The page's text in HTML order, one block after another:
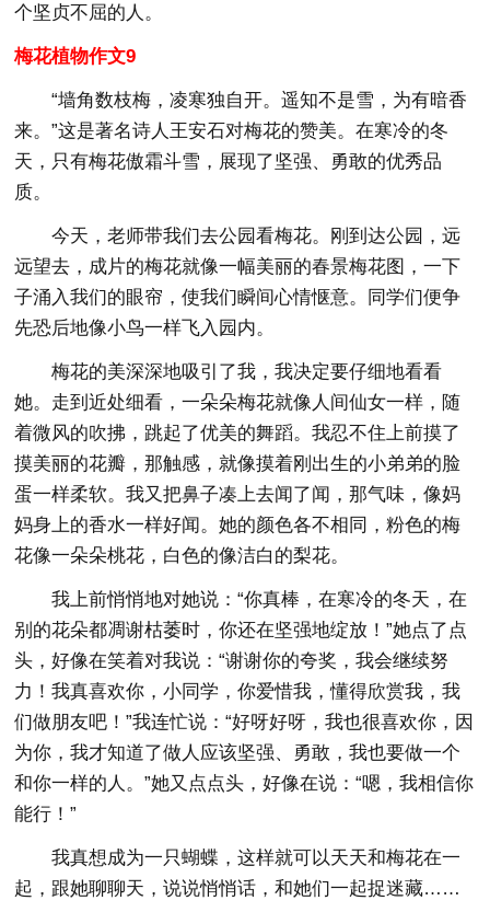
个坚贞不屈的人。
梅花植物作文9
“墙角数枝梅，凌寒独自开。遥知不是雪，为有暗香
来。”这是著名诗人王安石对梅花的赞美。在寒冷的冬
天，只有梅花傲霜斗雪，展现了坚强、勇敢的优秀品
质。
今天，老师带我们去公园看梅花。刚到达公园，远
远望去，成片的梅花就像一幅美丽的春景梅花图，一下
子涌入我们的眼帘，使我们瞬间心情惬意。同学们便争
先恐后地像小鸟一样飞入园内。
梅花的美深深地吸引了我，我决定要仔细地看看
她。走到近处细看，一朵朵梅花就像人间仙女一样，随
着微风的吹拂，跳起了优美的舞蹈。我忍不住上前摸了
摸美丽的花瓣，那触感，就像摸着刚出生的小弟弟的脸
蛋一样柔软。我又把鼻子凑上去闻了闻，那气味，像妈
妈身上的香水一样好闻。她的颜色各不相同，粉色的梅
花像一朵朵桃花，白色的像洁白的梨花。
我上前悄悄地对她说：“你真棒，在寒冷的冬天，在
别的花朵都凋谢枯萎时，你还在坚强地绽放！”她点了点
头，好像在笑着对我说：“谢谢你的夸奖，我会继续努
力！我真喜欢你，小同学，你爱惜我，懂得欣赏我，我
们做朋友吧！”我连忙说：“好呀好呀，我也很喜欢你，因
为你，我才知道了做人应该坚强、勇敢，我也要做一个
和你一样的人。”她又点点头，好像在说：“嗯，我相信你
能行！”
我真想成为一只蝴蝶，这样就可以天天和梅花在一
起，跟她聊聊天，说说悄悄话，和她们一起捉迷藏……